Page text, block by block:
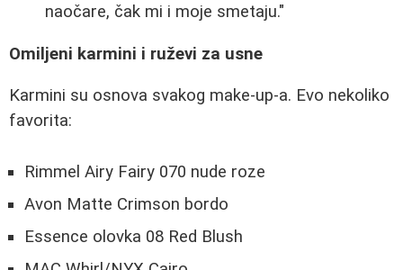
naočare, čak mi i moje smetaju."
Omiljeni karmini i ruževi za usne
Karmini su osnova svakog make-up-a. Evo nekoliko
favorita:
Rimmel Airy Fairy 070 nude roze
Avon Matte Crimson bordo
Essence olovka 08 Red Blush